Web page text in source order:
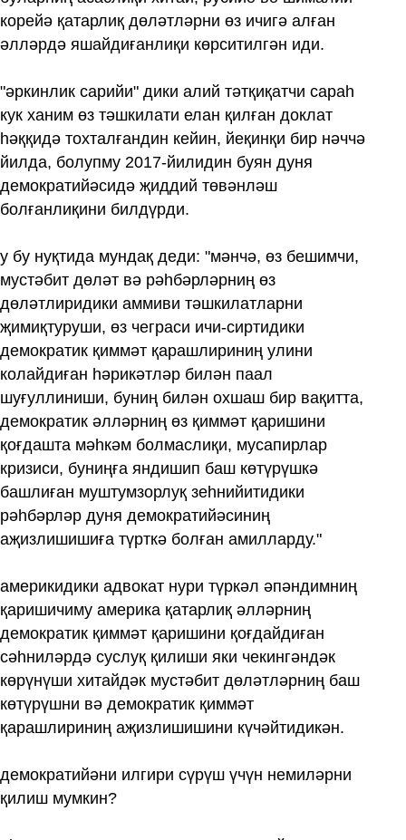
корейә қатарлиқ дөләтләрни өз ичигә алған
әлләрдә яшайдиғанлиқи көрситилгән иди.
"әркинлик сарийи" дики алий тәтқиқатчи сараһ
кук ханим өз тәшкилати елан қилған доклат
һәққидә тохталғандин кейин, йеқинқи бир нәччә
йилда, болупму 2017-йилидин буян дуня
демократийәсидә җиддий төвәнләш
болғанлиқини билдүрди.
у бу нуқтида мундақ деди: "мәнчә, өз бешимчи,
мустәбит дөләт вә рәһбәрләрниң өз
дөләтлиридики аммиви тәшкилатларни
җимиқтуруши, өз чеграси ичи-сиртидики
демократик қиммәт қарашлириниң улини
колайдиған һәрикәтләр билән паал
шуғуллиниши, буниң билән охшаш бир вақитта,
демократик әлләрниң өз қиммәт қаришини
қоғдашта мәһкәм болмаслиқи, мусапирлар
кризиси, буниңға яндишип баш көтүрүшкә
башлиған муштумзорлуқ зеһнийитидики
рәһбәрләр дуня демократийәсиниң
аҗизлишишиға түрткә болған амилларду."
америкидики адвокат нури түркәл әпәндимниң
қаришичиму америка қатарлиқ әлләрниң
демократик қиммәт қаришини қоғдайдиған
сәһниләрдә суслуқ қилиши яки чекингәндәк
көрүнүши хитайдәк мустәбит дөләтләрниң баш
көтүрүшни вә демократик қиммәт
қарашлириниң аҗизлишишини күчәйтидикән.
демократийәни илгири сүрүш үчүн немиләрни
қилиш мумкин?